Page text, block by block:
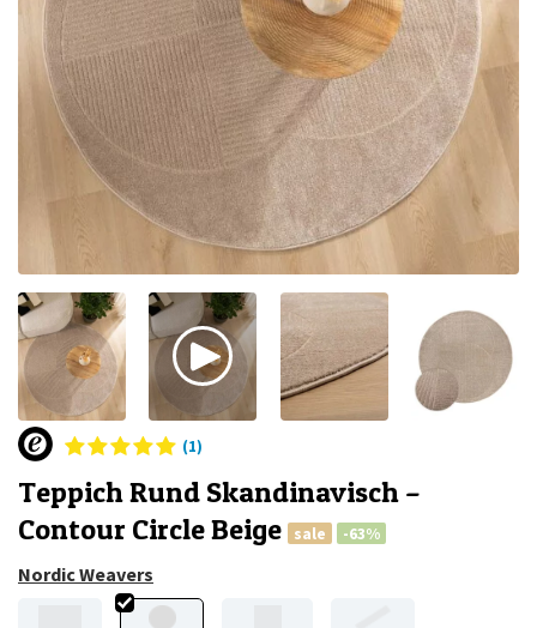
(1)
Teppich Rund Skandinavisch –
Contour Circle Beige
sale -63%
Nordic Weavers